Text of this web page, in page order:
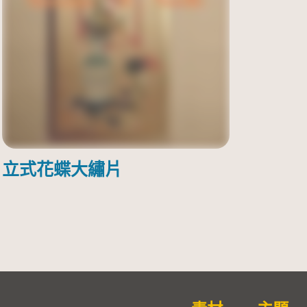
立式花蝶大繡片